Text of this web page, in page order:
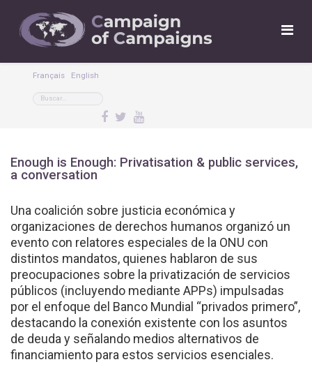
Français English
Enough is Enough: Privatisation & public services,
a conversation
Una coalición sobre justicia económica y
organizaciones de derechos humanos organizó un
evento con relatores especiales de la ONU con
distintos mandatos, quienes hablaron de sus
preocupaciones sobre la privatización de servicios
públicos (incluyendo mediante APPs) impulsadas
por el enfoque del Banco Mundial “privados primero”,
destacando la conexión existente con los asuntos
de deuda y señalando medios alternativos de
financiamiento para estos servicios esenciales.